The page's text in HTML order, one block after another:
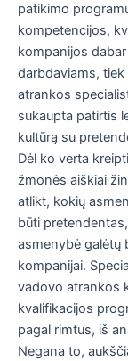
patikimo
kompetencijos,
kompanijos
darbdaviams,
atrankos
sukaupta patirtis
kultūrą su
Dėl ko verta
žmonės aiškiai
atlikt, kokių
būti
asmenybė galėtų
kompanijai.
vadovo atrankos
kvalifikacijos
pagal rimtus, iš
Negana to,